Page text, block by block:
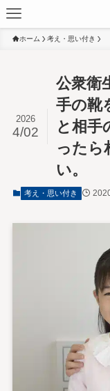
ホーム 考え・思い付き
公衆衛
手の靴
と相手
ったら
い。
2026
4/02
考え・思い付き